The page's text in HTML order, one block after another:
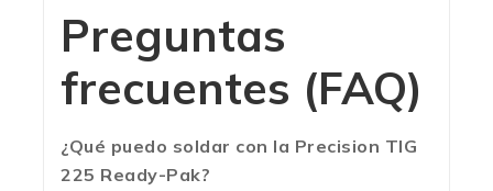
Preguntas
frecuentes (FAQ)
¿Qué puedo soldar con la Precision TIG
225 Ready-Pak?